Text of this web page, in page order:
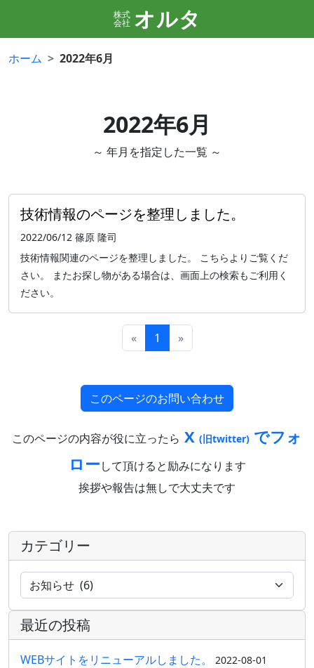
株式
会社 オルタ
ホーム 2022年6月
2022年6月
～ 年月を指定した一覧 ～
技術情報のページを整理しました。
2022/06/12 篠原 隆司
技術情報関連のページを整理しました。 こちらよりご覧くだ
さい。 またお探し物がある場合は、画面上の検索もご利用く
ださい。
« 1 »
このページのお問い合わせ
このページの内容が役に立ったら X (旧twitter) でフォ
ローして頂けると励みになります
挨拶や報告は無しで大丈夫です
カテゴリー
最近の投稿
WEBサイトをリニューアルしました。 2022-08-01